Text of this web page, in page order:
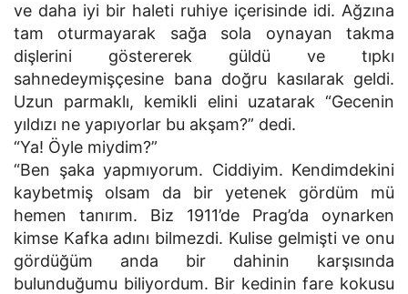
ve daha iyi bir haleti ruhiye içerisinde idi. Ağzına
tam oturmayarak sağa sola oynayan takma
dişlerini göstererek güldü ve tıpkı
sahnedeymişçesine bana doğru kasılarak geldi.
Uzun parmaklı, kemikli elini uzatarak “Gecenin
yıldızı ne yapıyorlar bu akşam?” dedi.
“Ya! Öyle miydim?”
“Ben şaka yapmıyorum. Ciddiyim. Kendimdekini
kaybetmiş olsam da bir yetenek gördüm mü
hemen tanırım. Biz 1911’de Prag’da oynarken
kimse Kafka adını bilmezdi. Kulise gelmişti ve onu
gördüğüm anda bir dahinin karşısında
bulunduğumu biliyordum. Bir kedinin fare kokusu